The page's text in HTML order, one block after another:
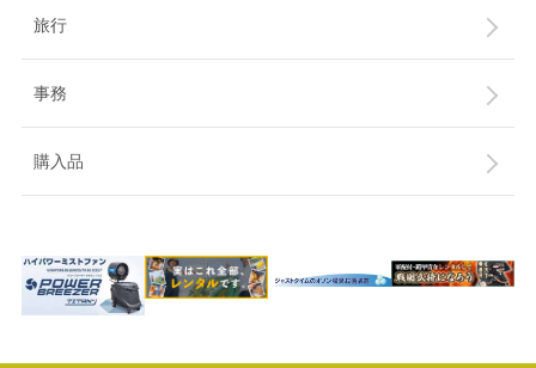
旅行
事務
購入品